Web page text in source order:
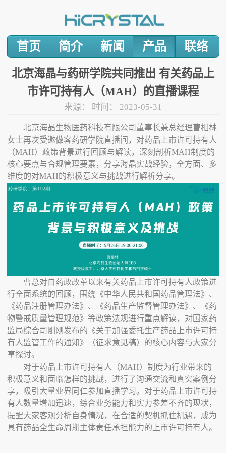
首页 简介 新闻 产品 联络
北京海晶与药研学院共同推出 有关药品上
市许可持有人（MAH）的直播课程
来源： 时间： 2023-05-31
北京海晶生物医药科技有限公司董事长兼总经理曹相林
女士再次受邀做客药研学院直播间，对药品上市许可持有人
（MAH）政策背景进行回顾与解读，深刻剖析MAH制度的
核心要点与合规管理要素，分享海晶实战经验，全方面、多
维度的对MAH的积极意义与挑战进行解析分享。
曹总对自药政改革以来有关药品上市许可持有人政策进
行全面系统的回顾，围绕《中华人民共和国药品管理法》、
《药品注册管理办法》、《药品生产监督管理办法》、《药
物警戒质量管理规范》等政策法规进行重点解读，对国家药
监局综合司刚刚发布的《关于加强委托生产药品上市许可持
有人监管工作的通知》（征求意见稿）的核心内容与大家分
享探讨。
对于药品上市许可持有人（MAH） 制度为行业带来的
积极意义和面临怎样的挑战，进行了沟通交流和真实案例分
享，吸引大量业界同仁参加直播学习。对于药品上市许可持
有人数量增加迅速，综合业务能力和实力参差不齐的现状，
提醒大家客观分析自身情况，在合适的契机抓住机遇，成为
具有药品全生命周期主体责任承担能力的上市许可持有人。